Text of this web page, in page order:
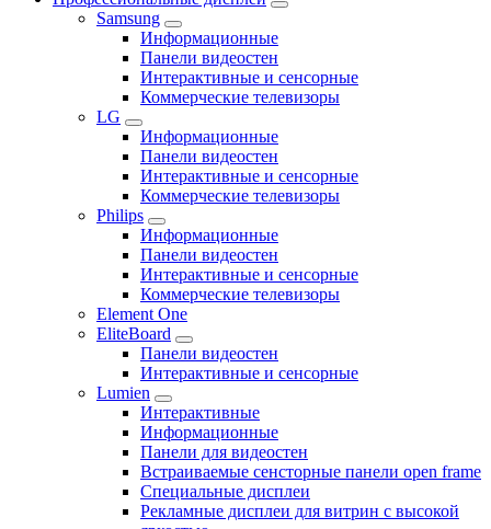
Samsung
Информационные
Панели видеостен
Интерактивные и сенсорные
Коммерческие телевизоры
LG
Информационные
Панели видеостен
Интерактивные и сенсорные
Коммерческие телевизоры
Philips
Информационные
Панели видеостен
Интерактивные и сенсорные
Коммерческие телевизоры
Element One
EliteBoard
Панели видеостен
Интерактивные и сенсорные
Lumien
Интерактивные
Информационные
Панели для видеостен
Встраиваемые сенсторные панели open frame
Специальные дисплеи
Рекламные дисплеи для витрин с высокой